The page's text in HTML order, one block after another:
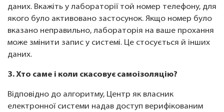
даних. Вкажіть у лабораторії той номер телефону, для
якого було активовано застосунок. Якщо номер було
вказано неправильно, лабораторія на ваше прохання
може змінити запис у системі. Це стосується й інших
даних.
3. Хто саме і коли скасовує самоізоляцію?
Відповідно до алгоритму, Центр як власник
електронної системи надав доступ верифікованим